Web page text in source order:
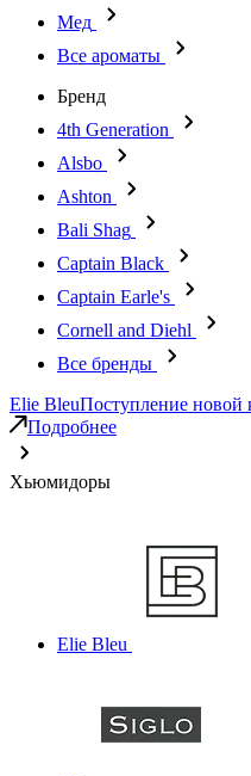
Мед
Все ароматы
Бренд
4th Generation
Alsbo
Ashton
Bali Shag
Captain Black
Captain Earle's
Cornell and Diehl
Все бренды
Elie BleuПоступление новой
Подробнее
Хьюмидоры
Elie Bleu